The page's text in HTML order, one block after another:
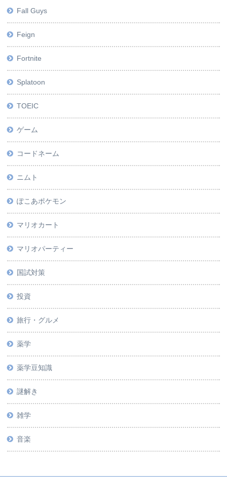
Fall Guys
Feign
Fortnite
Splatoon
TOEIC
ゲーム
コードネーム
ニムト
ぽこあポケモン
マリオカート
マリオパーティー
国試対策
投資
旅行・グルメ
薬学
薬学豆知識
謎解き
雑学
音楽